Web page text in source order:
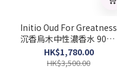
Initio Oud For Greatness
沉香烏木中性濃香水 90ml
(Barcode: 3701415901377)
HK$1,780.00
HK$3,500.00